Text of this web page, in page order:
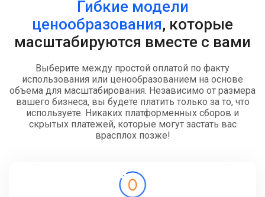
Гибкие модели
ценообразования, которые
масштабируются вместе с вами
Выберите между простой оплатой по факту
использования или ценообразованием на основе
объема для масштабирования. Независимо от размера
вашего бизнеса, вы будете платить только за то, что
используете. Никаких платформенных сборов и
скрытых платежей, которые могут застать вас
врасплох позже!